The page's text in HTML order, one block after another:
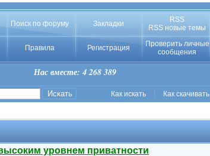
Поиск по форуму Закладки
RSS
RSS новые темы
Правила Регистрация
Проверить личные
сообщения
Нас вместе: 4 268 389
Как искать Как скачивать
уровнем приватности